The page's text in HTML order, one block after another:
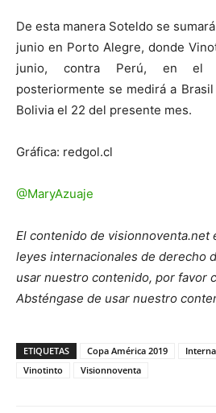
De esta manera Soteldo se
junio en Porto Alegre, donde
junio, contra Perú, en el
posteriormente se medirá a
Bolivia el 22 del presente mes.
Gráfica: redgol.cl
@MaryAzuaje
El contenido de visionnoventa.net
leyes internacionales de derecho
usar nuestro contenido, por favor
Absténgase de usar nuestro
ETIQUETAS Copa América 2019
Vinotinto
Visionnoventa